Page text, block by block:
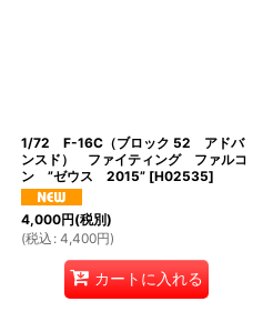
1/72 F-16C（ブロック 52 アドバ
ンスド） ファイティング ファルコ
ン ”ゼウス 2015” [H02535]
4,000円(税別)
(税込 : 4,400円)
カートに入れる